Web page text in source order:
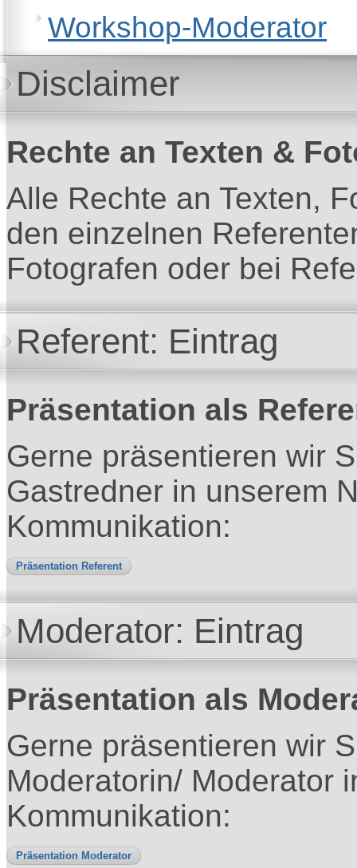
Workshop-Moderator
Disclaimer
Rechte an Texten &
Alle Rechte an Texten,
den einzelnen
Fotografen oder bei
Referent: Eintrag
Präsentation als
Gerne präsentieren wir
Gastredner in unserem
Kommunikation:
Präsentation Referent
Moderator: Eintrag
Präsentation als
Gerne präsentieren wir
Moderatorin/ Moderator
Kommunikation:
Präsentation Moderator